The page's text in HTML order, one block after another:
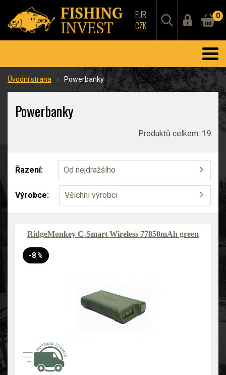
EUR
CZK
0
Úvodní strana Powerbanky
Powerbanky
Produktů celkem: 19
Řazení: Od nejdražšího
Výrobce: Všichni výrobci
RidgeMonkey C-Smart Wireless 77850mAh green
-8 %